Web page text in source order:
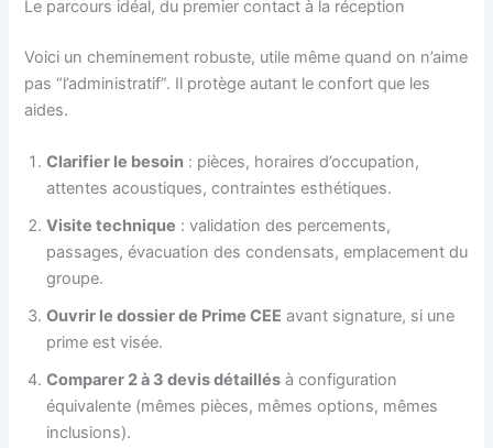
Le parcours idéal, du premier contact à la réception
Voici un cheminement robuste, utile même quand on n’aime
pas “l’administratif”. Il protège autant le confort que les
aides.
Clarifier le besoin : pièces, horaires d’occupation,
attentes acoustiques, contraintes esthétiques.
Visite technique : validation des percements,
passages, évacuation des condensats, emplacement du
groupe.
Ouvrir le dossier de Prime CEE avant signature, si une
prime est visée.
Comparer 2 à 3 devis détaillés à configuration
équivalente (mêmes pièces, mêmes options, mêmes
inclusions).